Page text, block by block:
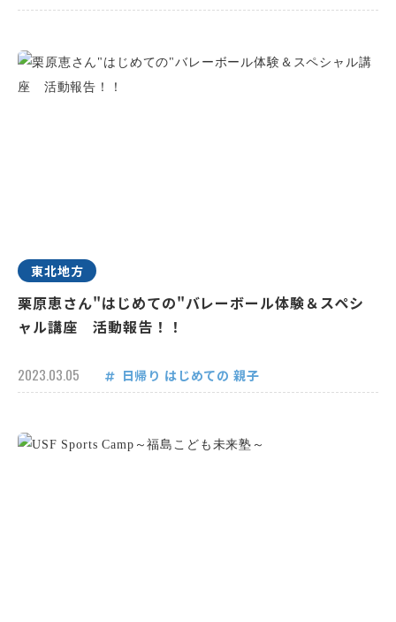
東北地方
栗原恵さん"はじめての"バレーボール体験＆スペシ
ャル講座 活動報告！！
2023.03.05 日帰り はじめての 親子